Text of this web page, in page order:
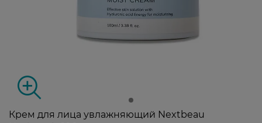
Крем для лица увлажняющий Nextbeau